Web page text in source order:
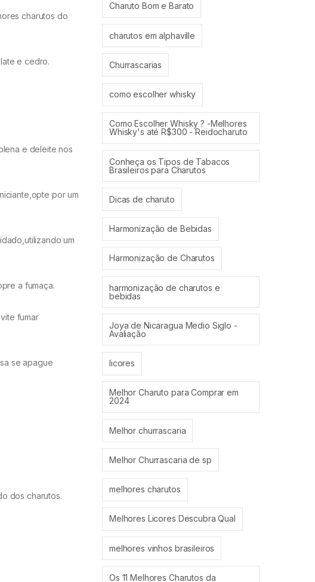
charutos do
e cedro.
e deleite nos
por um
um
a fumaça.
fumar
se apague
dos charutos.
Charuto Bom e Barato
charutos em alphaville
Churrascarias
como escolher whisky
Como Escolher Whisky ? -Melhores
Whisky's até R$300 - Reidocharuto
Conheça os Tipos de Tabacos
Brasileiros para Charutos
Dicas de charuto
Harmonização de Bebidas
Harmonização de Charutos
harmonização de charutos e
bebidas
Joya de Nicaragua Medio Siglo -
Avaliação
licores
Melhor Charuto para Comprar em
2024
Melhor churrascaria
Melhor Churrascaria de sp
melhores charutos
Melhores Licores Descubra Qual
melhores vinhos brasileiros
Os 11 Melhores Charutos da